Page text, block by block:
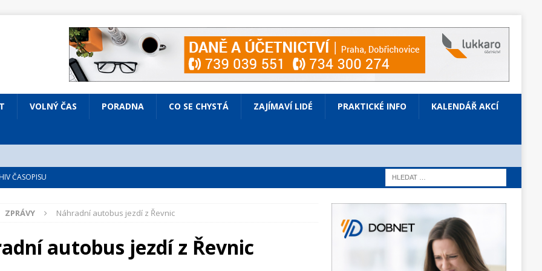
VOLNÝ ČAS PORADNA CO SE CHYSTÁ ZAJÍMAVÍ LIDÉ PRAKTICKÉ INFO KALENDÁŘ AKCÍ
ČASOPISU
VOLNÝ ČAS
Prodaná nevěsta
KULTURA
ZPRÁVY Náhradní autobus jezdí z Řevnic
autobus jezdí z Řevnic